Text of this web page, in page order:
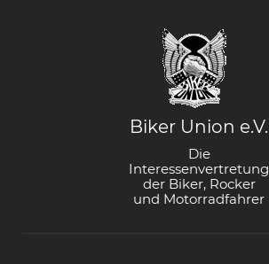
Biker Union e.V.
Die
Interessenvertretung
der Biker, Rocker
und Motorradfahrer